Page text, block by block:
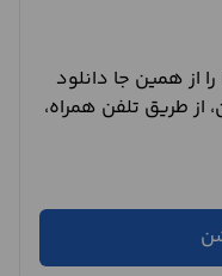
از همین جا دانلود
از طریق تلفن همراه،